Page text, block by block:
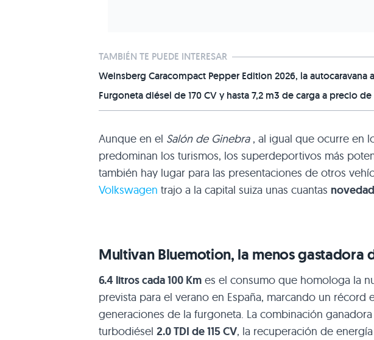
TAMBIÉN TE PUEDE INTERESAR
Weinsberg Caracompact Pepper Edition 2026, la autocaravana
Furgoneta diésel de 170 CV y hasta 7,2 m3 de carga a precio
Aunque en el Salón de Ginebra, al igual que ocurre en
predominan los turismos, los superdeportivos más
también hay lugar para las presentaciones de otros
Volkswagen trajo a la capital suiza unas cuantas
Multivan Bluemotion, la menos gastadora
6.4 litros cada 100 Km es el consumo que homologa la
prevista para el verano en España, marcando un récord
generaciones de la furgoneta. La combinación
turbodiésel 2.0TDI de 115 CV, la recuperación de